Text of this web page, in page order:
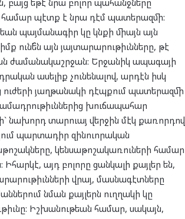
համար պէտք է նրա դէմ պատերազմի:
պայմանագիր կը կնքի միայն այն
ունե՞ն այն յայտարարութիւնները, թէ
ժամանակաշրջան: Երջանիկ ապագայի
ասելիք չունենալով, արդէն իսկ
ուժերի յաղթանակի դէպքում պատերազմի
խուճապահար
նախորդ տարուայ վերջին մէկ քառորդով
պարտադիր զինուորական
կենսաթոշակառուների համար
այդ բոլորը ցանկալի քայլեր են,
վրայ, մասնագէտները
նման քայլերն ուղղակի կը
Իշխանութեան համար, սակայն,